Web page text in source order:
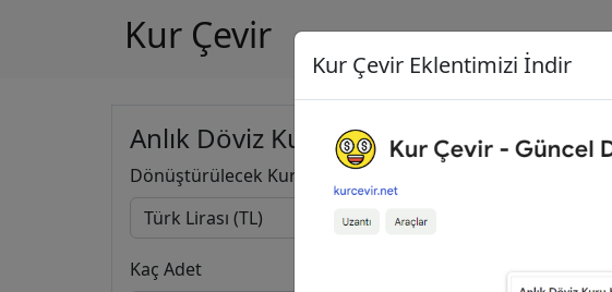
Kur Çevir
Anlık Döviz Kuru Hesapla
Dönüştürülecek Kur
Kaç Adet
Kur Çevir Eklentimizi İndir